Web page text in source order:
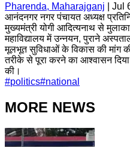
Pharenda, Maharajganj
Jul
आनंदनगर नगर पंचायत अध्यक्ष
मुख्यमंत्री योगी आदित्यनाथ से
महाविद्यालय में उन्नयन, पुराने
मूलभूत सुविधाओं के विकास की मांग
तरीके से पूरा करने का आश्वासन
की।
#politics#national
MORE NEWS